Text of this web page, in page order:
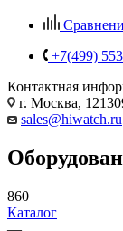
+7(499)
Контактная
г. Москва,
sales@hiwatch.ru
860
Каталог